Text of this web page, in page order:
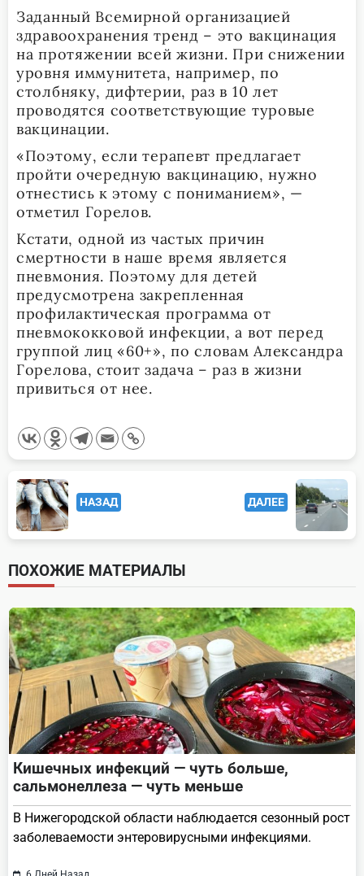
Заданный Всемирной организацией
здравоохранения тренд – это вакцинация
на протяжении всей жизни. При снижении
уровня иммунитета, например, по
столбняку, дифтерии, раз в 10 лет
проводятся соответствующие туровые
вакцинации.
«Поэтому, если терапевт предлагает
пройти очередную вакцинацию, нужно
отнестись к этому с пониманием», —
отметил Горелов.
Кстати, одной из частых причин
смертности в наше время является
пневмония. Поэтому для детей
предусмотрена закрепленная
профилактическая программа от
пневмококковой инфекции, а вот перед
группой лиц «60+», по словам Александра
Горелова, стоит задача – раз в жизни
привиться от нее.
<span
class="nav-
subtitle
screen-
reader-
text">Page</span>
НАЗАД ДАЛЕЕ
ПОХОЖИЕ МАТЕРИАЛЫ
Кишечных инфекций — чуть больше,
сальмонеллеза — чуть меньше
В Нижегородской области наблюдается сезонный рост
заболеваемости энтеровирусными инфекциями.